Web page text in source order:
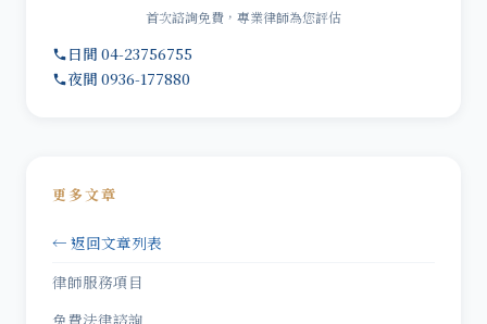
首次諮詢免費，專業律師為您評估
日間 04-23756755
夜間 0936-177880
更多文章
← 返回文章列表
律師服務項目
免費法律諮詢